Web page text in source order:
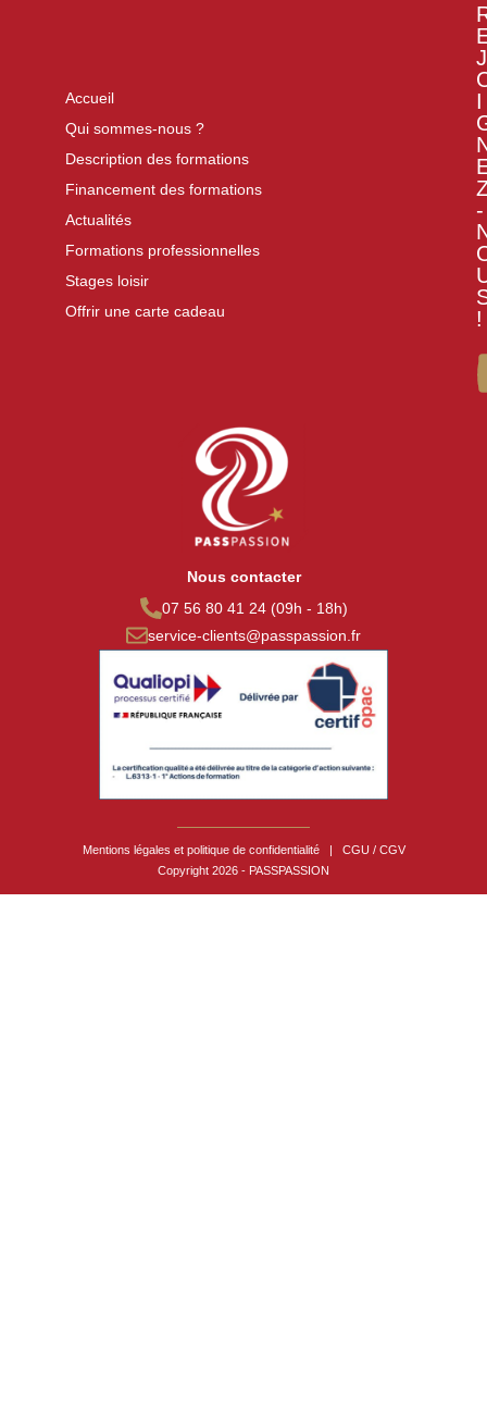
Accueil
Qui sommes-nous ?
Description des formations
Financement des formations
Actualités
Formations professionnelles
Stages loisir
Offrir une carte cadeau
J
I
-
!
Nous contacter
07 56 80 41 24 (09h - 18h)
service-clients@passpassion.fr
Mentions légales et politique de confidentialité
CGU / CGV
Copyright 2026 - PASSPASSION